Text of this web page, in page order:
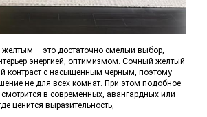
желтым – это достаточно смелый выбор,
энергией, оптимизмом. Сочный желтый
контраст с насыщенным черным, поэтому
не для всех комнат. При этом подобное
в современных, авангардных или
ценится выразительность,